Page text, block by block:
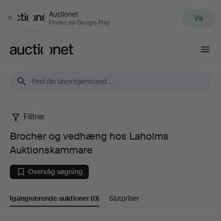
Luk
Auctionet
Findes på Google Play Vis
Brocher
og
vedhæng
hos
Filtrer
Brocher og vedhæng hos Laholms
Auktionskammare
Overvåg søgning
Igangværende auktioner(0) Slutpriser